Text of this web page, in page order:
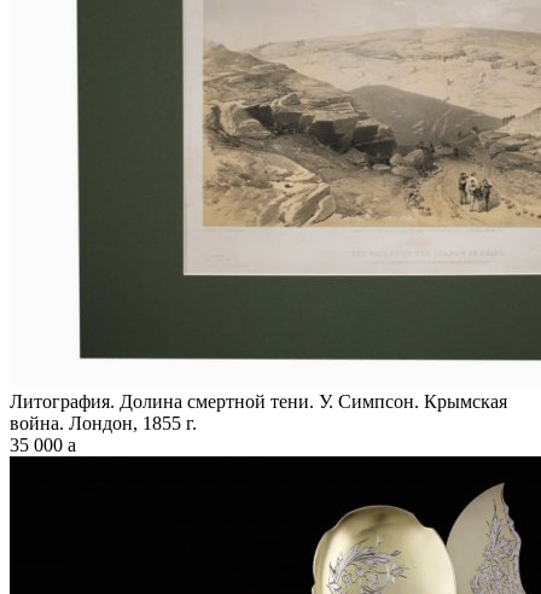
Литография. Долина смертной тени. У. Симпсон. Крымская
война. Лондон, 1855 г.
35 000 a